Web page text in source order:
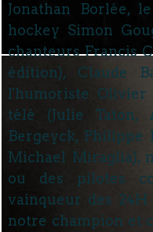
Jonathan Borlée,
hockey Simon
chanteurs Francis
édition), Claude
l'humoriste Olivier
télé (Julie Taton,
Bergeyck, Philippe
Michael Miraglia),
ou des pilotes
vainqueur des 24H
notre champion et